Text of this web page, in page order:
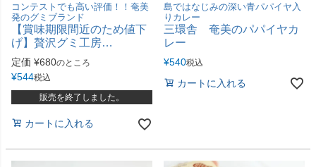
コンテストでも高い評価！！奄美
発のグミブランド
【賞味期限間近のため値下
げ】贅沢グミ工房
935（gumiko/グミコ）シー
グラスグミ／キューブグミ
定価 ¥680のところ
¥544税込
販売を終了しました。
カートに入れる
島ではなじみの深い青パパイヤ入
りカレー
三環舎 奄美のパパイヤカ
レー
¥540税込
カートに入れる